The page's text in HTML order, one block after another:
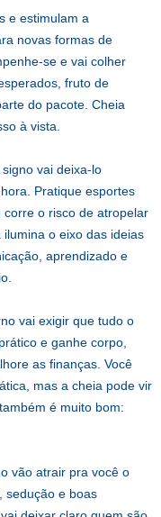
e estimulam a
novas formas de
se e vai colher
fruto de
do pacote. Cheia
à vista.
vai deixa-lo
Pratique esportes
o risco de atropelar
o eixo das ideias
aprendizado e
vai exigir que tudo o
e ganhe corpo,
as finanças. Você
mas a cheia pode vir
é muito bom:
vão atrair pra você o
sedução e boas